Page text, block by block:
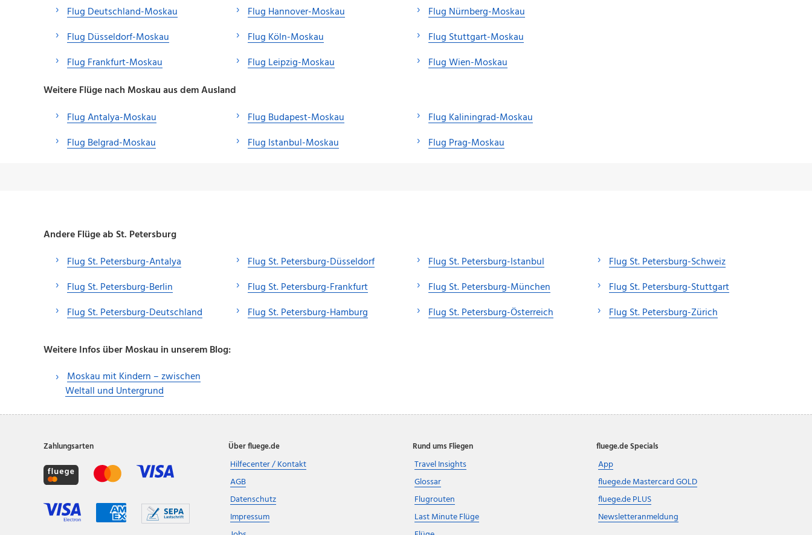
Flug Deutschland-Moskau
Flug Düsseldorf-Moskau
Flug Frankfurt-Moskau
Flug Hannover-Moskau
Flug Köln-Moskau
Flug Leipzig-Moskau
Flug Nürnberg-Moskau
Flug Stuttgart-Moskau
Flug Wien-Moskau
Weitere Flüge nach Moskau aus dem Ausland
Flug Antalya-Moskau
Flug Belgrad-Moskau
Flug Budapest-Moskau
Flug Istanbul-Moskau
Flug Kaliningrad-Moskau
Flug Prag-Moskau
Andere Flüge ab St. Petersburg
Flug St. Petersburg-Antalya
Flug St. Petersburg-Berlin
Flug St. Petersburg-Deutschland
Flug St. Petersburg-Düsseldorf
Flug St. Petersburg-Frankfurt
Flug St. Petersburg-Hamburg
Flug St. Petersburg-Istanbul
Flug St. Petersburg-München
Flug St. Petersburg-Österreich
Flug St. Petersburg-Schweiz
Flug St. Petersburg-Stuttgart
Flug St. Petersburg-Zürich
Weitere Infos über Moskau in unserem Blog:
Moskau mit Kindern – zwischen
Weltall und Untergrund